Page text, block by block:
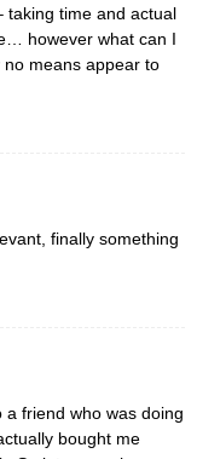
taking time and actual
however what can I
means appear to
finally something
a friend who was doing
bought me